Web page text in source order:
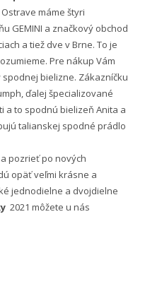
máme štyri
GEMINI a značkový obchod
a tiež dve v Brne. To je
Pre nákup Vám
bielizne. Zákazníčku
ďalej špecializované
a to spodnú bielizeň Anita a
talianskej spodné prádlo
pozrieť po nových
opäť veľmi krásne a
jednodielne a dvojdielne
2021 môžete u nás